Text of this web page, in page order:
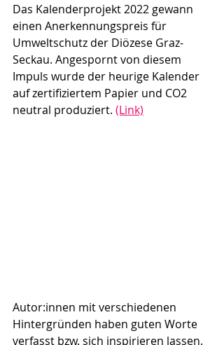
Das Kalenderprojekt 2022 gewann
einen Anerkennungspreis für
Umweltschutz der Diözese Graz-
Seckau. Angespornt von diesem
Impuls wurde der heurige Kalender
auf zertifiziertem Papier und CO2
neutral produziert. (Link)
Autor:innen mit verschiedenen
Hintergründen haben guten Worte
verfasst bzw. sich inspirieren lassen.